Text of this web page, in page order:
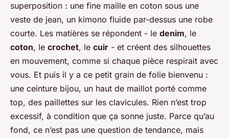
superposition : une fine maille en coton sous une
veste de jean, un kimono fluide par-dessus une robe
courte. Les matières se répondent - le denim, le
coton, le crochet, le cuir - et créent des silhouettes
en mouvement, comme si chaque pièce respirait avec
vous. Et puis il y a ce petit grain de folie bienvenu :
une ceinture bijou, un haut de maillot porté comme
top, des paillettes sur les clavicules. Rien n’est trop
excessif, à condition que ça sonne juste. Parce qu’au
fond, ce n’est pas une question de tendance, mais